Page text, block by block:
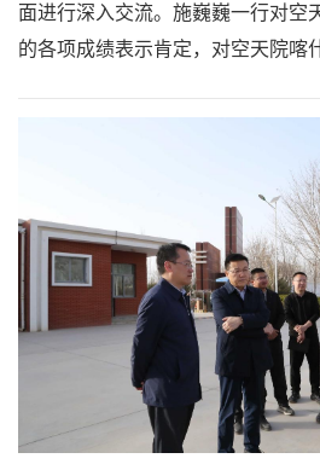
面进行深入交流。施巍巍一行对空
的各项成绩表示肯定，对空天院喀